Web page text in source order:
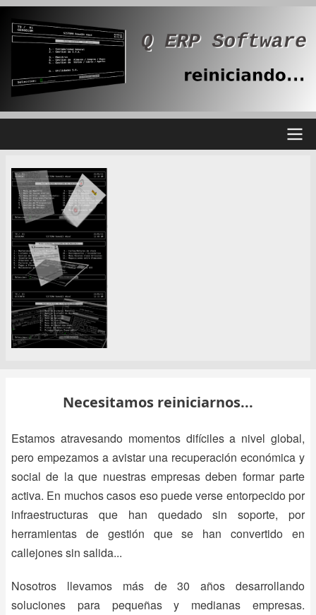
Main
navigation
Necesitamos reiniciarnos...
Estamos atravesando momentos difíciles a nivel global,
pero empezamos a avistar una recuperación económica y
social de la que nuestras empresas deben formar parte
activa. En muchos casos eso puede verse entorpecido por
infraestructuras que han quedado sin soporte, por
herramientas de gestión que se han convertido en
callejones sin salida...
Nosotros llevamos más de 30 años desarrollando
soluciones para pequeñas y medianas empresas.